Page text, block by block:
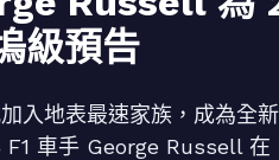
級預告
入地表最速家族，成為全
車手 George Russell